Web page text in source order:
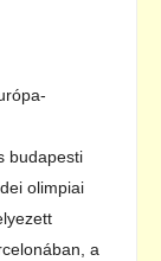
budapesti
olimpiai
a